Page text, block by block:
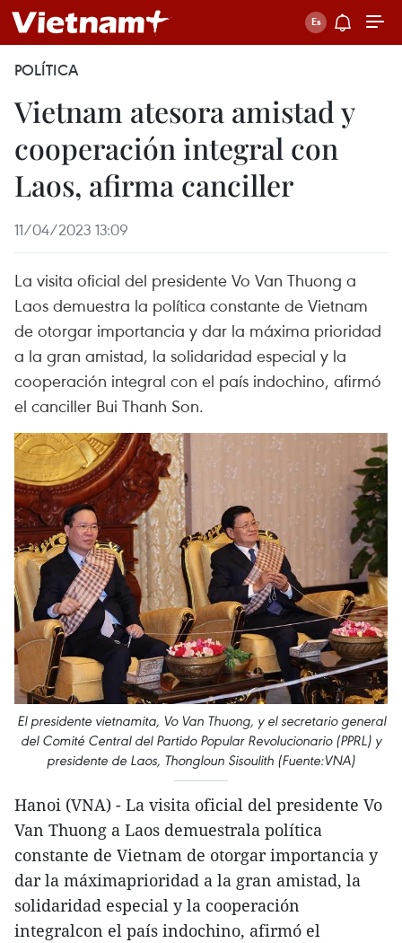
POLÍTICA
Vietnam atesora amistad y
cooperación integral con
Laos, afirma canciller
11/04/2023 13:09
La visita oficial del presidente Vo Van Thuong a
Laos demuestra la política constante de Vietnam
de otorgar importancia y dar la máxima prioridad
a la gran amistad, la solidaridad especial y la
cooperación integral con el país indochino, afirmó
el canciller Bui Thanh Son.
El presidente vietnamita, Vo Van Thuong, y el secretario general
del Comité Central del Partido Popular Revolucionario (PPRL) y
presidente de Laos, Thongloun Sisoulith (Fuente:VNA)
Hanoi (VNA) - La visita oficial del presidente Vo
Van Thuong a Laos demuestrala política
constante de Vietnam de otorgar importancia y
dar la máximaprioridad a la gran amistad, la
solidaridad especial y la cooperación
integralcon el país indochino, afirmó el